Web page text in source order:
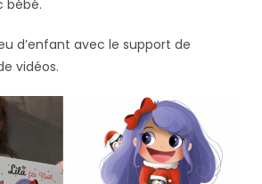
bébé.
d’enfant avec le support de
vidéos.